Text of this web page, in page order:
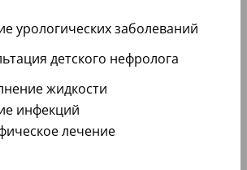
урологических заболеваний
детского нефролога
жидкости
инфекций
лечение